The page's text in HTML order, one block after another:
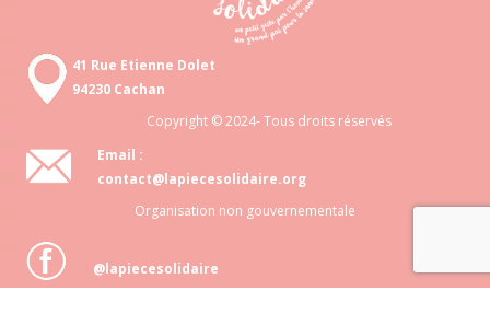
41 Rue Etienne Dolet
94230 Cachan
Copyright © 2024- Tous droits réservés
Email :
contact@lapiecesolidaire.org
Organisation non gouvernementale
@lapiecesolidaire